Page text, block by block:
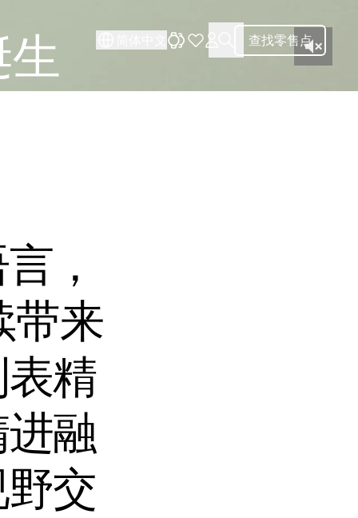
查找零售点
，
带来
精
融
交